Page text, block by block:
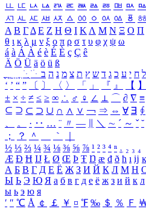
ㅥ ㅦ ㅧ ㅨ ㅩ ㅪ ㅫ ㅬ ㅭ ㅮ ㅯ ㅰ
ㅺ ㅻ ㅼ ㅽ ㅾ ㅿ ㆀ ㆁ ㆂ ㆃ ㆄ ㆅ
Α Β ΓΔ Ε Ζ Η Θ Ι ΚΛ Μ Ν Ξ Ο Π
θ ι κ λ μ ν ξ ο π ρ σ τ υ φ χ ψ ω
á à Á À é è É È ç Ç ê
Ä Ö Ü ä ö ü ß
ִֶֹ ֻּ ׁׂ ל ח י ע כ ג ד ש ץ ת צ מ נ ה ב
‘ ’ “ ” 〔 〕 〈 〉 「 」 『 』 【 】
± × ÷ ≠ ≤ ≥ ∞ ∴ ♂ ♀ ∠ ⊥ ⌒ ∂ ∇ ≡
⊆ ⊇ ⊂ ⊃ ∪ ∩ ∧ ∨ ￢ ⇒ ⇔ ∀ ∃ ∮
、
。 · ‥ … ¨ 〃 ― ＼ ∼ ´ ～ ˇ ˘
；
？ ＾ ｀
½ ⅓ ⅔ ¼ ¾ ⅛ ⅜ ⅝ ⅞ ¹ ² ³ ⁴ ⁿ ₁ ₂ ₃ ₄
Æ Ð Ħ Ĳ Ł Ø Œ Þ Ŧ Ŋ æ đ ð ħ ı ĳ ĸ
А Б В Г Д Е Ё Ж З И Й К Л М Н
Ы Ь Э Ю Я а б в г д е ё ж з и й к л
ы ь э ю я
′ ″ ℃ Å ￠ ￡ ￥ ¤ ℉ ‰ ＄ ％ Ｆ